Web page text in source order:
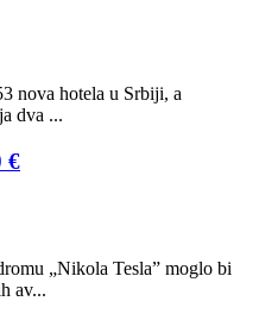
nova hotela u Srbiji, a
dva ...
€
„Nikola Tesla” moglo bi
av...